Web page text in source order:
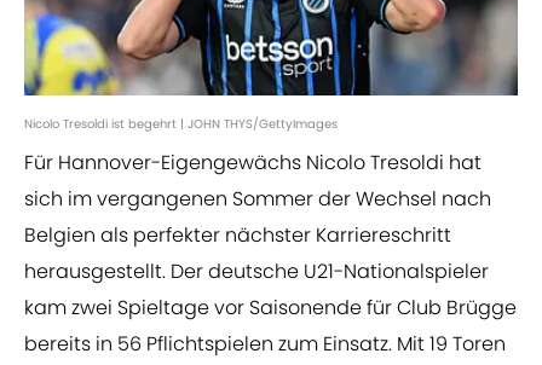
Nicolo Tresoldi ist begehrt | JOHN THYS/GettyImages
Für Hannover-Eigengewächs Nicolo Tresoldi hat
sich im vergangenen Sommer der Wechsel nach
Belgien als perfekter nächster Karriereschritt
herausgestellt. Der deutsche U21-Nationalspieler
kam zwei Spieltage vor Saisonende für Club Brügge
bereits in 56 Pflichtspielen zum Einsatz. Mit 19 Toren